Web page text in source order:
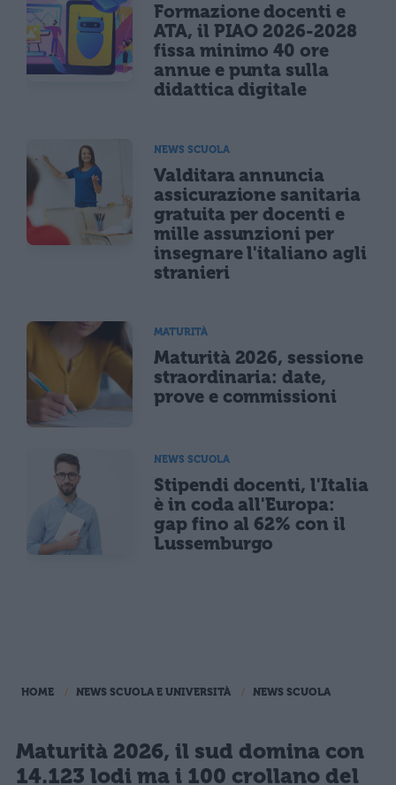
Formazione docenti e
ATA, il PIAO 2026-2028
fissa minimo 40 ore
annue e punta sulla
didattica digitale
NEWS SCUOLA
Valditara annuncia
assicurazione sanitaria
gratuita per docenti e
mille assunzioni per
insegnare l'italiano agli
stranieri
MATURITÀ
Maturità 2026, sessione
straordinaria: date,
prove e commissioni
NEWS SCUOLA
Stipendi docenti, l'Italia
è in coda all'Europa:
gap fino al 62% con il
Lussemburgo
HOME NEWS SCUOLA E UNIVERSITÀ NEWS SCUOLA
Maturità 2026, il sud domina con
14.123 lodi ma i 100 crollano del